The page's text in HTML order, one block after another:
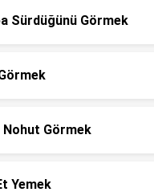
Sürdüğünü Görmek
Nohut Görmek
Yemek